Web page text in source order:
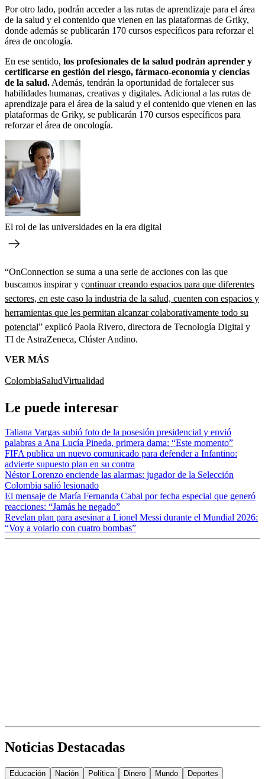
Por otro lado, podrán acceder a las rutas de aprendizaje para el área
de la salud y el contenido que vienen en las plataformas de Griky,
donde además se publicarán 170 cursos específicos para reforzar el
área de oncología.
En ese sentido, los profesionales de la salud podrán aprender y
certificarse en gestión del riesgo, fármaco-economía y ciencias
de la salud. Además, tendrán la oportunidad de fortalecer sus
habilidades humanas, creativas y digitales. Adicional a las rutas de
aprendizaje para el área de la salud y el contenido que vienen en las
plataformas de Griky, se publicarán 170 cursos específicos para
reforzar el área de oncología.
El rol de las universidades en la era digital
“OnConnection se suma a una serie de acciones con las que
buscamos inspirar y continuar creando espacios para que diferentes
sectores, en este caso la industria de la salud, cuenten con espacios y
herramientas que les permitan alcanzar colaborativamente todo su
potencial” explicó Paola Rivero, directora de Tecnología Digital y
TI de AstraZeneca, Clúster Andino.
VER MÁS
ColombiaSaludVirtualidad
Le puede interesar
Taliana Vargas subió foto de la posesión presidencial y envió
palabras a Ana Lucía Pineda, primera dama: “Este momento”
FIFA publica un nuevo comunicado para defender a Infantino:
advierte supuesto plan en su contra
Néstor Lorenzo enciende las alarmas: jugador de la Selección
Colombia salió lesionado
El mensaje de María Fernanda Cabal por fecha especial que generó
reacciones: “Jamás he negado”
Revelan plan para asesinar a Lionel Messi durante el Mundial 2026:
“Voy a volarlo con cuatro bombas”
Noticias Destacadas
Educación Nación Política Dinero Mundo
Deportes